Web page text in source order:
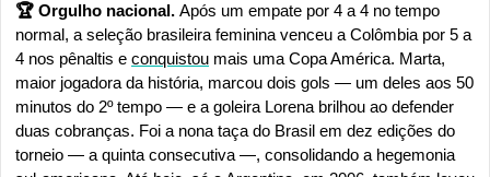
🏆 Orgulho nacional. Após um empate por 4 a 4 no tempo
normal, a seleção brasileira feminina venceu a Colômbia por 5 a
4 nos pênaltis e conquistou mais uma Copa América. Marta,
maior jogadora da história, marcou dois gols — um deles aos 50
minutos do 2º tempo — e a goleira Lorena brilhou ao defender
duas cobranças. Foi a nona taça do Brasil em dez edições do
torneio — a quinta consecutiva —, consolidando a hegemonia